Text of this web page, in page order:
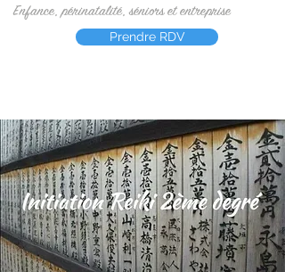
Enfance, périnatalité, séniors et entreprise
Prendre RDV